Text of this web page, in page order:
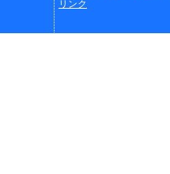
リンク